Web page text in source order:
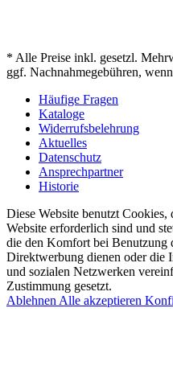
* Alle Preise inkl. gesetzl.
ggf. Nachnahmegebühren,
Häufige Fragen
Kataloge
Widerrufsbelehrung
Aktuelles
Datenschutz
Ansprechpartner
Historie
Diese Website benutzt
Website erforderlich sind und
die den Komfort bei Benutzung
Direktwerbung dienen oder die
und sozialen Netzwerken
Zustimmung gesetzt.
Ablehnen Alle akzeptieren